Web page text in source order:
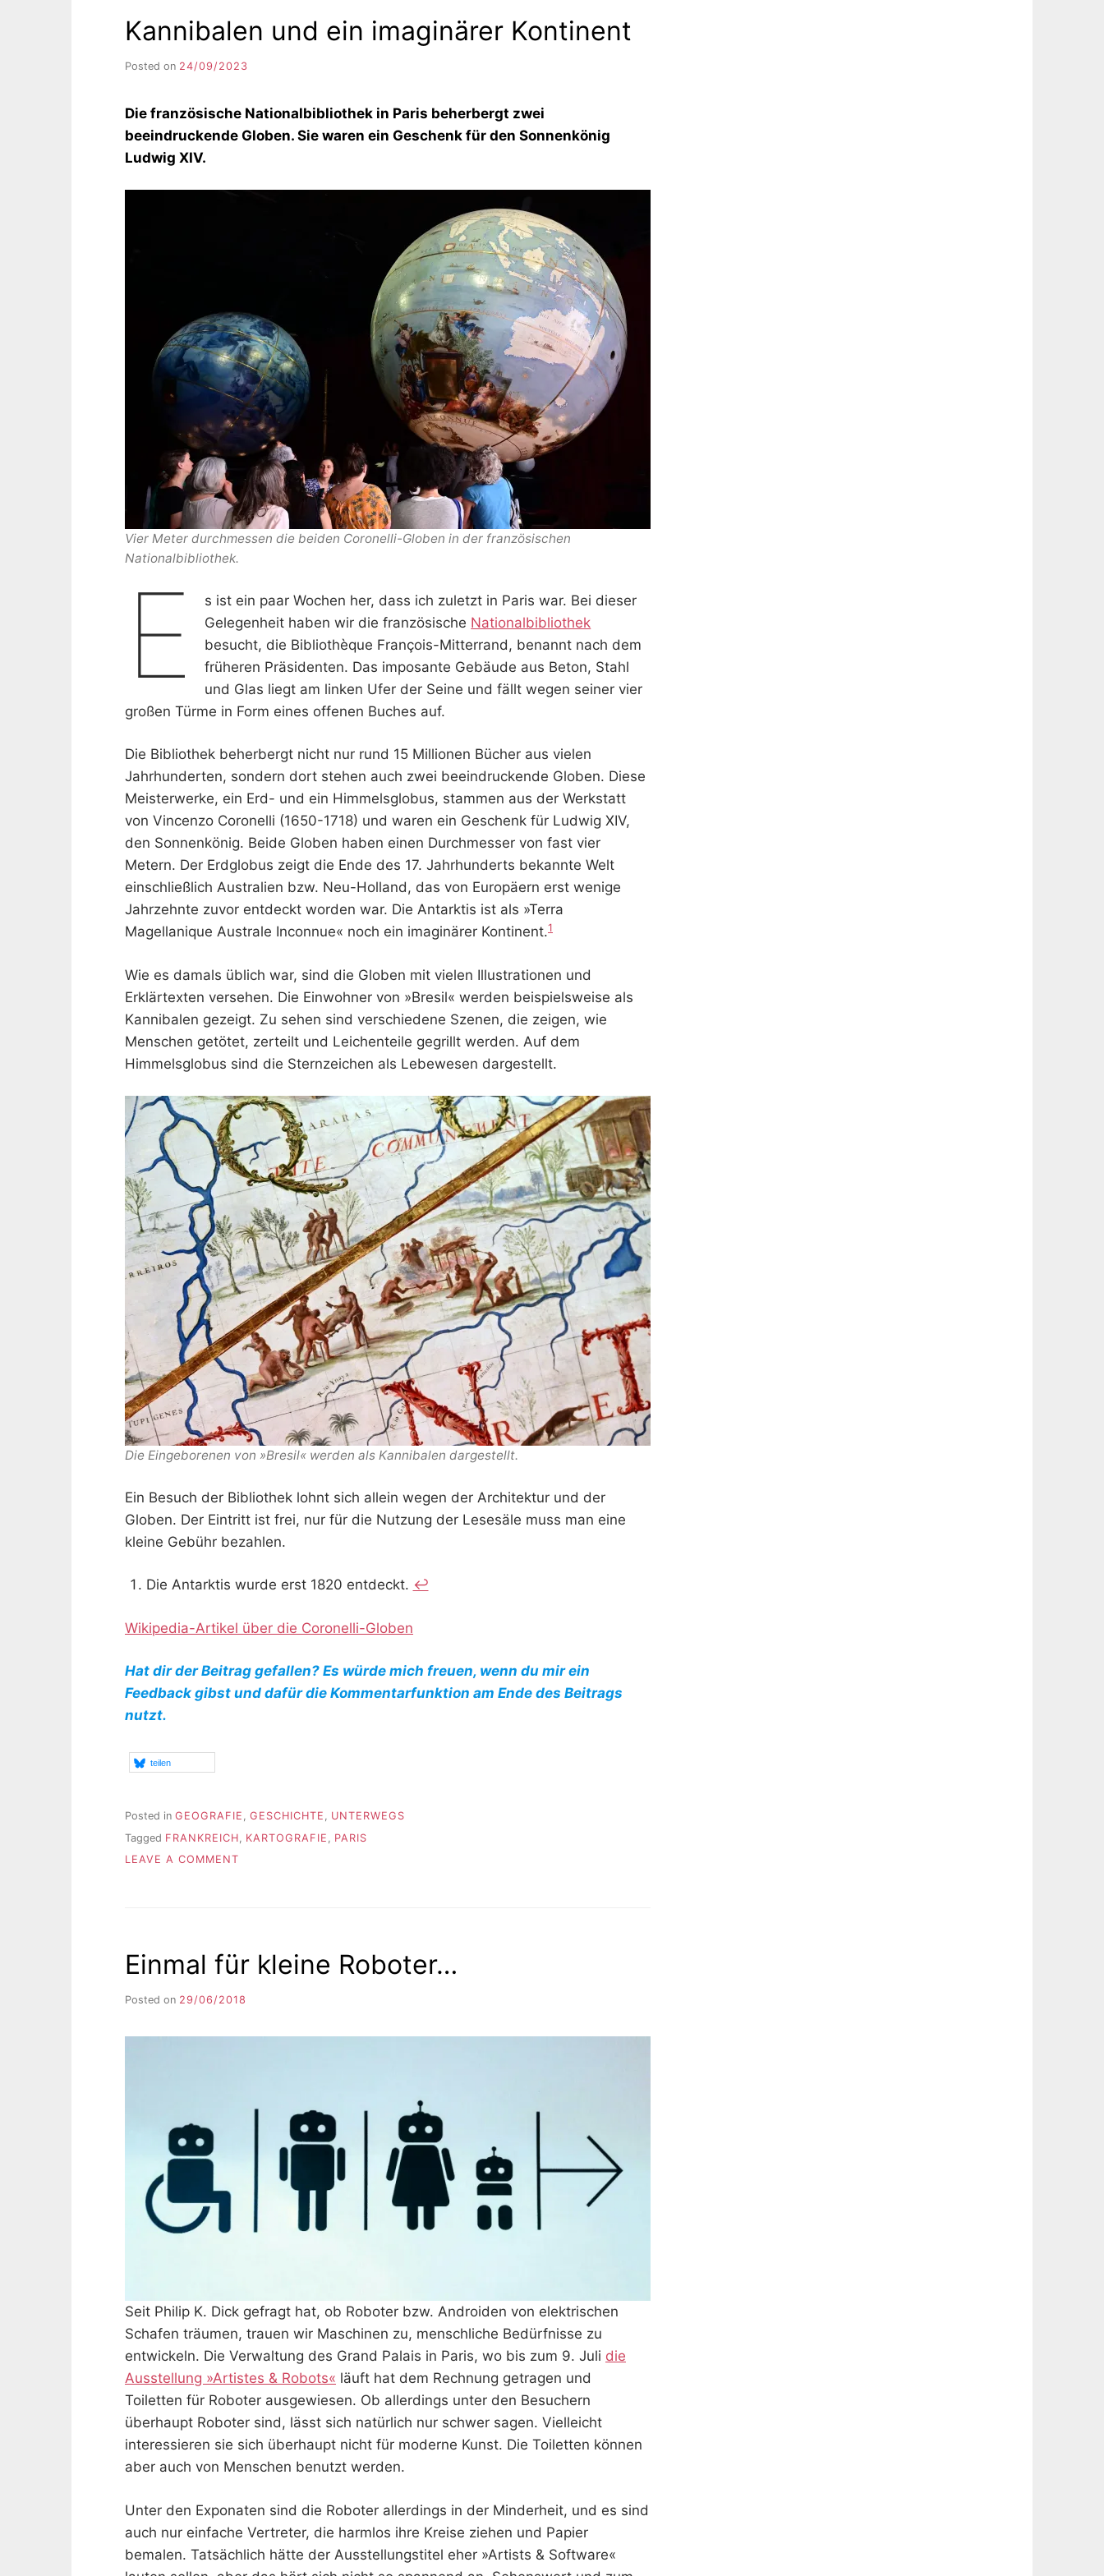
Kannibalen und ein imaginärer Kontinent
Posted on 24/09/2023
I
K
Die französische Nationalbibliothek in Paris beherbergt zwei
beeindruckende Globen. Sie waren ein Geschenk für den Sonnenkönig
Ludwig XIV.
Vier Meter durchmessen die beiden Coronelli-Globen in der französischen
Nationalbibliothek.
E
s ist ein paar Wochen her, dass ich zuletzt in Paris war. Bei dieser
Gelegenheit haben wir die französische Nationalbibliothek
besucht, die Bibliothèque François-Mitterrand, benannt nach dem
früheren Präsidenten. Das imposante Gebäude aus Beton, Stahl
und Glas liegt am linken Ufer der Seine und fällt wegen seiner vier
großen Türme in Form eines offenen Buches auf.
Die Bibliothek beherbergt nicht nur rund 15 Millionen Bücher aus vielen
Jahrhunderten, sondern dort stehen auch zwei beeindruckende Globen. Diese
Meisterwerke, ein Erd- und ein Himmelsglobus, stammen aus der Werkstatt
von Vincenzo Coronelli (1650-1718) und waren ein Geschenk für Ludwig XIV,
den Sonnenkönig. Beide Globen haben einen Durchmesser von fast vier
Metern. Der Erdglobus zeigt die Ende des 17. Jahrhunderts bekannte Welt
einschließlich Australien bzw. Neu-Holland, das von Europäern erst wenige
Jahrzehnte zuvor entdeckt worden war. Die Antarktis ist als »Terra
Magellanique Australe Inconnue« noch ein imaginärer Kontinent.1
Wie es damals üblich war, sind die Globen mit vielen Illustrationen und
Erklärtexten versehen. Die Einwohner von »Bresil« werden beispielsweise als
Kannibalen gezeigt. Zu sehen sind verschiedene Szenen, die zeigen, wie
Menschen getötet, zerteilt und Leichenteile gegrillt werden. Auf dem
Himmelsglobus sind die Sternzeichen als Lebewesen dargestellt.
Die Eingeborenen von »Bresil« werden als Kannibalen dargestellt.
Ein Besuch der Bibliothek lohnt sich allein wegen der Architektur und der
Globen. Der Eintritt ist frei, nur für die Nutzung der Lesesäle muss man eine
kleine Gebühr bezahlen.
Die Antarktis wurde erst 1820 entdeckt. ↩︎
Wikipedia-Artikel über die Coronelli-Globen
Hat dir der Beitrag gefallen? Es würde mich freuen, wenn du mir ein
Feedback gibst und dafür die Kommentarfunktion am Ende des Beitrags
nutzt.
teilen
Posted in GEOGRAFIE , GESCHICHTE , UNTERWEGS
Tagged FRANKREICH KARTOGRAFIE
PARIS
LEAVE A COMMENT
Einmal für kleine Roboter…
Posted on 29/06/2018
Seit Philip K. Dick gefragt hat, ob Roboter bzw. Androiden von elektrischen
Schafen träumen, trauen wir Maschinen zu, menschliche Bedürfnisse zu
entwickeln. Die Verwaltung des Grand Palais in Paris, wo bis zum 9. Juli die
Ausstellung »Artistes & Robots« läuft hat dem Rechnung getragen und
Toiletten für Roboter ausgewiesen. Ob allerdings unter den Besuchern
überhaupt Roboter sind, lässt sich natürlich nur schwer sagen. Vielleicht
interessieren sie sich überhaupt nicht für moderne Kunst. Die Toiletten können
aber auch von Menschen benutzt werden.
Unter den Exponaten sind die Roboter allerdings in der Minderheit, und es sind
auch nur einfache Vertreter, die harmlos ihre Kreise ziehen und Papier
bemalen. Tatsächlich hätte der Ausstellungstitel eher »Artists & Software«